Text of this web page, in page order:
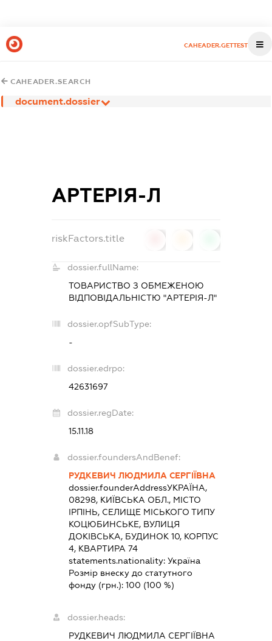
CAHEADER.GETTEST
CAHEADER.SEARCH
document.dossier
АРТЕРІЯ-Л
riskFactors.title
dossier.fullName:
ТОВАРИСТВО З ОБМЕЖЕНОЮ
ВІДПОВІДАЛЬНІСТЮ "АРТЕРІЯ-Л"
dossier.opfSubType:
-
dossier.edrpo:
42631697
dossier.regDate:
15.11.18
dossier.foundersAndBenef:
РУДКЕВИЧ ЛЮДМИЛА СЕРГІЇВНА
dossier.founderAddressУКРАЇНА,
08298, КИЇВСЬКА ОБЛ., МІСТО
ІРПІНЬ, СЕЛИЩЕ МІСЬКОГО ТИПУ
КОЦЮБИНСЬКЕ, ВУЛИЦЯ
ДОКІВСЬКА, БУДИНОК 10, КОРПУС
4, КВАРТИРА 74
statements.nationality:Україна
Розмір внеску до статутного
фонду (грн.):100 (100 %)
dossier.heads:
РУДКЕВИЧ ЛЮДМИЛА СЕРГІЇВНА